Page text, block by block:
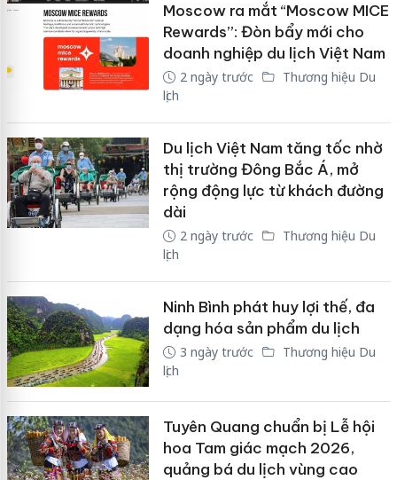
Moscow ra mắt “Moscow MICE
Rewards”: Đòn bẩy mới cho
doanh nghiệp du lịch Việt Nam
2 ngày trước
Thương hiệu Du
lịch
Du lịch Việt Nam tăng tốc nhờ
thị trường Đông Bắc Á, mở
rộng động lực từ khách đường
dài
2 ngày trước
Thương hiệu Du
lịch
Ninh Bình phát huy lợi thế, đa
dạng hóa sản phẩm du lịch
3 ngày trước
Thương hiệu Du
lịch
Tuyên Quang chuẩn bị Lễ hội
hoa Tam giác mạch 2026,
quảng bá du lịch vùng cao